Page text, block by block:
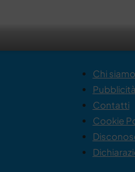
Chi siamo
Pubblicità
Contatti
Cookie